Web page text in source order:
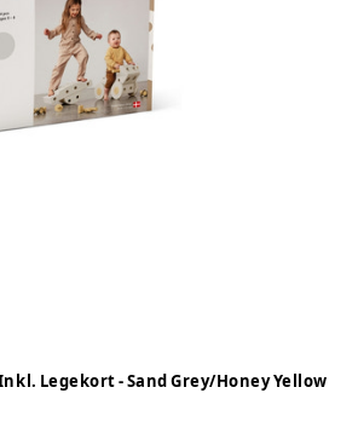
Legekort - Sand Grey/Honey Yellow